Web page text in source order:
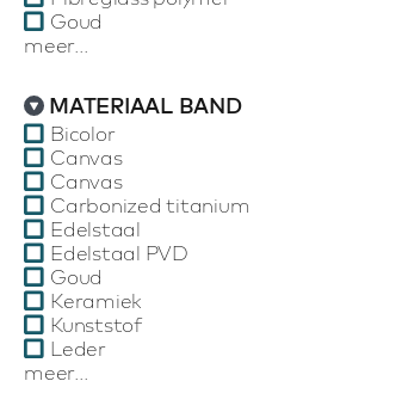
Goud
meer...
MATERIAAL BAND
Bicolor
Canvas
Canvas
Carbonized titanium
Edelstaal
Edelstaal PVD
Goud
Keramiek
Kunststof
Leder
meer...